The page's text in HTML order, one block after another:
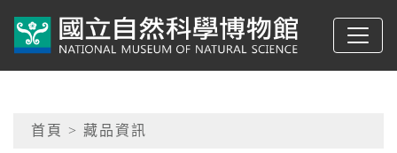
典藏網-國立自然科學
網頁導覽
首頁 > 藏品資訊